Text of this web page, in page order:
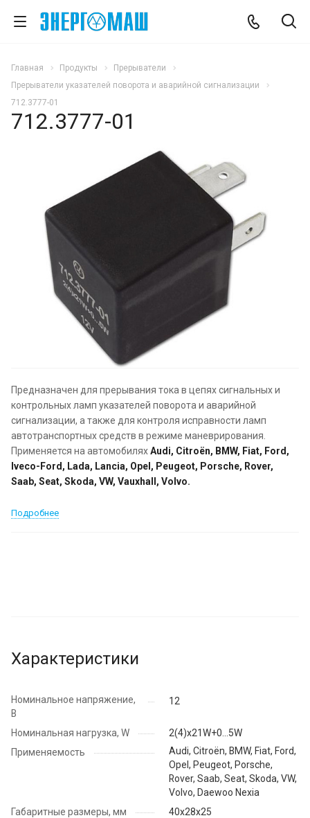
Главная Продукты
Прерыватели
Прерыватели указателей поворота и аварийной сигнализации
712.3777-01
712.3777-01
Предназначен для прерывания тока в цепях сигнальных и
контрольных ламп указателей поворота и аварийной
сигнализации, а также для контроля исправности ламп
автотранспортных средств в режиме маневрирования.
Применяется на автомобиляхAudi, Citroёn, BMW, Fiat, Ford,
Iveco-Ford, Lada, Lancia, Opel, Peugeot, Porsche, Rover,
Saab, Seat, Skoda, VW, Vauxhall, Volvo.
Подробнее
Характеристики
Номинальное напряжение,
В
12
Номинальная нагрузка, W
2(4)х21W+0...5W
Применяемость
Audi, Citroёn, BMW, Fiat, Ford,
Opel, Peugeot, Porsche,
Rover, Saab, Seat, Skoda, VW,
Volvo, Daewoo Nexia
Габаритные размеры, мм
40х28х25